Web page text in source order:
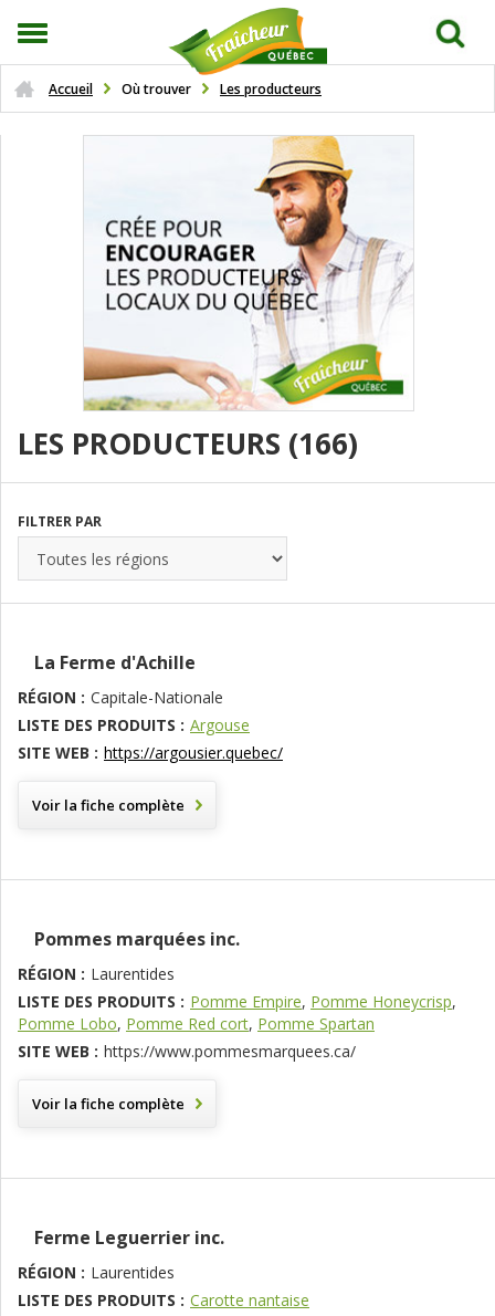
Accueil Où trouver Les producteurs
LES PRODUCTEURS (166)
FILTRER PAR
La Ferme d'Achille
RÉGION : Capitale-Nationale
LISTE DES PRODUITS : Argouse
SITE WEB : https://argousier.quebec/
Voir la fiche complète
Pommes marquées inc.
RÉGION : Laurentides
LISTE DES PRODUITS : Pomme Empire, Pomme Honeycrisp,
Pomme Lobo, Pomme Red cort, Pomme Spartan
SITE WEB : https://www.pommesmarquees.ca/
Voir la fiche complète
Ferme Leguerrier inc.
RÉGION : Laurentides
LISTE DES PRODUITS : Carotte nantaise